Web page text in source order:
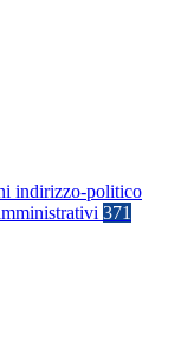
indirizzo-politico
371